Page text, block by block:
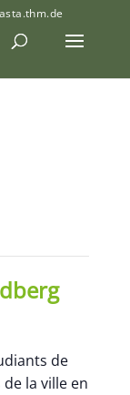
de
la ville en